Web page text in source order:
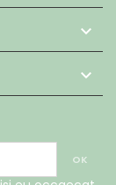

